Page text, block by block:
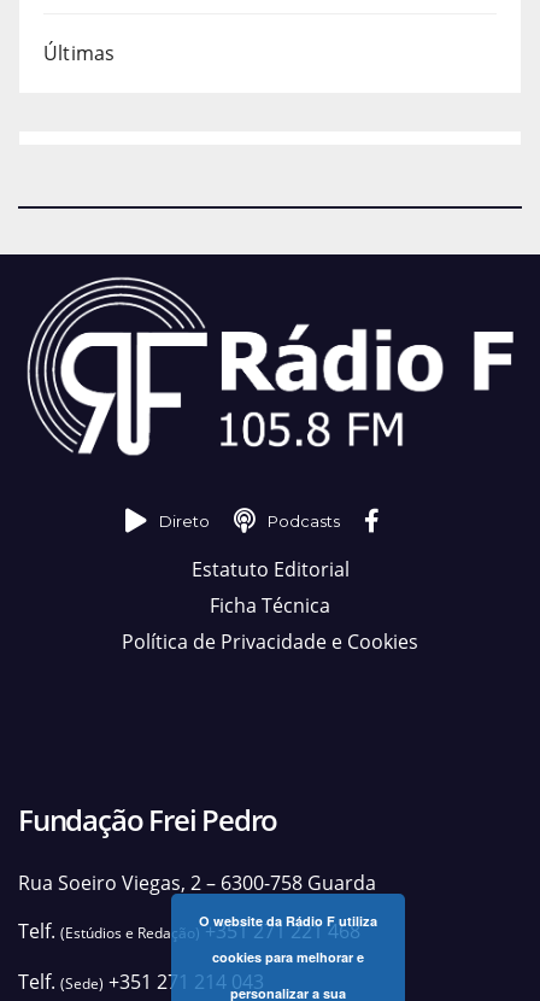
Últimas
Direto Podcasts
Estatuto Editorial
Ficha Técnica
Política de Privacidade e Cookies
Fundação Frei Pedro
Rua Soeiro Viegas, 2 – 6300-758 Guarda
Telf. (Estúdios e Redação)+351 271 221 468
Telf. (Sede) +351 271 214 043
O website da Rádio F utiliza
cookies para melhorar e
personalizar a sua